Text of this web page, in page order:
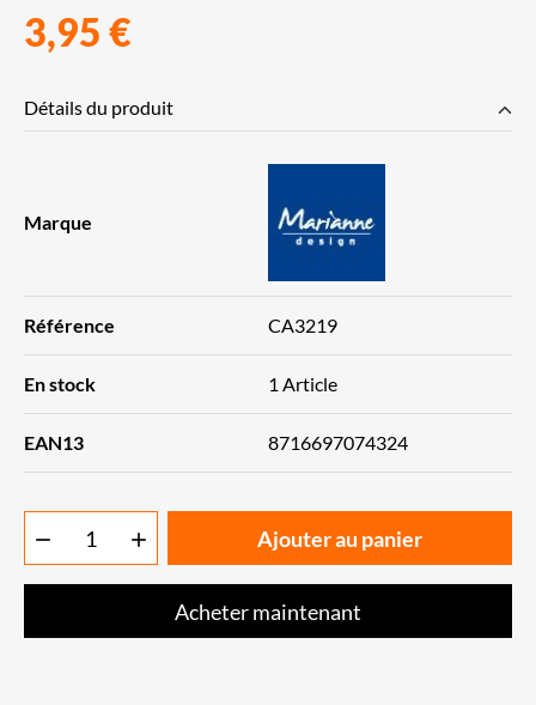
3,95 €
Détails du produit
Marque
Référence CA3219
En stock 1 Article
EAN13 8716697074324
  Ajouter au panier
Acheter maintenant